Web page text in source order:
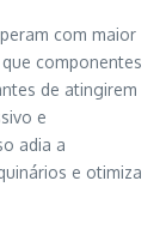
com maior
componentes
de atingirem
e
adia a
e otimiza